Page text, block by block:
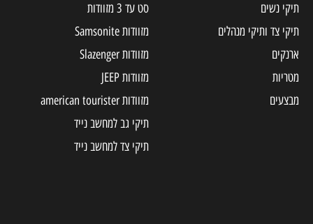
תיקי נשים
תיקי צד ותיקי מנהלים
ארנקים
מטריות
מבצעים
סט עד 3 מזוודות
מזוודות Samsonite
מזוודות Slazenger
מזוודות JEEP
מזוודות american tourister
תיקי גב למחשב נייד
תיקי צד למחשב נייד